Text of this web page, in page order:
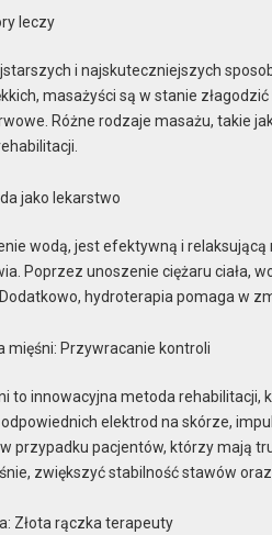
leczy
i najskuteczniejszych
masażyści są w stanie
Różne rodzaje masażu, takie
jako lekarstwo
wodą, jest efektywną i
Poprzez unoszenie ciężaru ciała,
hydroterapia pomaga w
mięśni: Przywracanie kontroli
to innowacyjna metoda rehabilitacji,
elektrod na skórze,
przypadku pacjentów, którzy mają
zwiększyć stabilność stawów
Złota rączka terapeuty